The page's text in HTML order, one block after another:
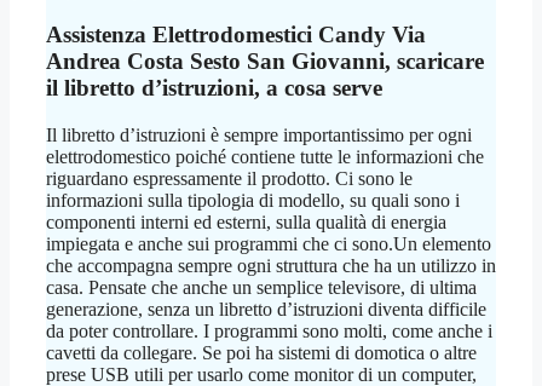
Assistenza Elettrodomestici Candy Via
Andrea Costa Sesto San Giovanni, scaricare
il libretto d’istruzioni, a cosa serve
Il libretto d’istruzioni è sempre importantissimo per ogni
elettrodomestico poiché contiene tutte le informazioni che
riguardano espressamente il prodotto. Ci sono le
informazioni sulla tipologia di modello, su quali sono i
componenti interni ed esterni, sulla qualità di energia
impiegata e anche sui programmi che ci sono.Un elemento
che accompagna sempre ogni struttura che ha un utilizzo in
casa. Pensate che anche un semplice televisore, di ultima
generazione, senza un libretto d’istruzioni diventa difficile
da poter controllare. I programmi sono molti, come anche i
cavetti da collegare. Se poi ha sistemi di domotica o altre
prese USB utili per usarlo come monitor di un computer,